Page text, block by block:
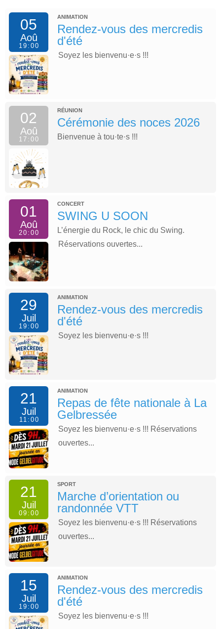
05
Aoû
19:00
ANIMATION
Rendez-vous des mercredis
d'été
Soyez les bienvenu·e·s !!!
02
Aoû
17:00
RÉUNION
Cérémonie des noces 2026
Bienvenue à tou·te·s !!!
01
Aoû
20:00
CONCERT
SWING U SOON
L’énergie du Rock, le chic du Swing.
Réservations ouvertes...
29
Juil
19:00
ANIMATION
Rendez-vous des mercredis
d'été
Soyez les bienvenu·e·s !!!
21
Juil
11:00
ANIMATION
Repas de fête nationale à La
Gelbressée
Soyez les bienvenu·e·s !!! Réservations
ouvertes...
21
Juil
09:00
SPORT
Marche d’orientation ou
randonnée VTT
Soyez les bienvenu·e·s !!! Réservations
ouvertes...
15
Juil
19:00
ANIMATION
Rendez-vous des mercredis
d'été
Soyez les bienvenu·e·s !!!